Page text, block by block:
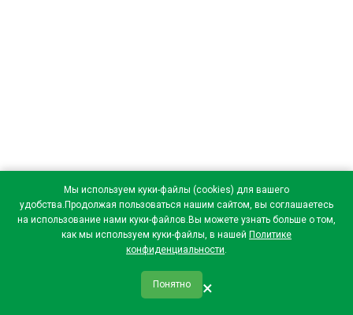
Мы используем куки-файлы (cookies) для вашего
удобства.Продолжая пользоваться нашим сайтом, вы соглашаетесь
на использование нами куки-файлов.Вы можете узнать больше о том,
как мы используем куки-файлы, в нашей Политике
конфиденциальности.
Понятно ×
qr_code